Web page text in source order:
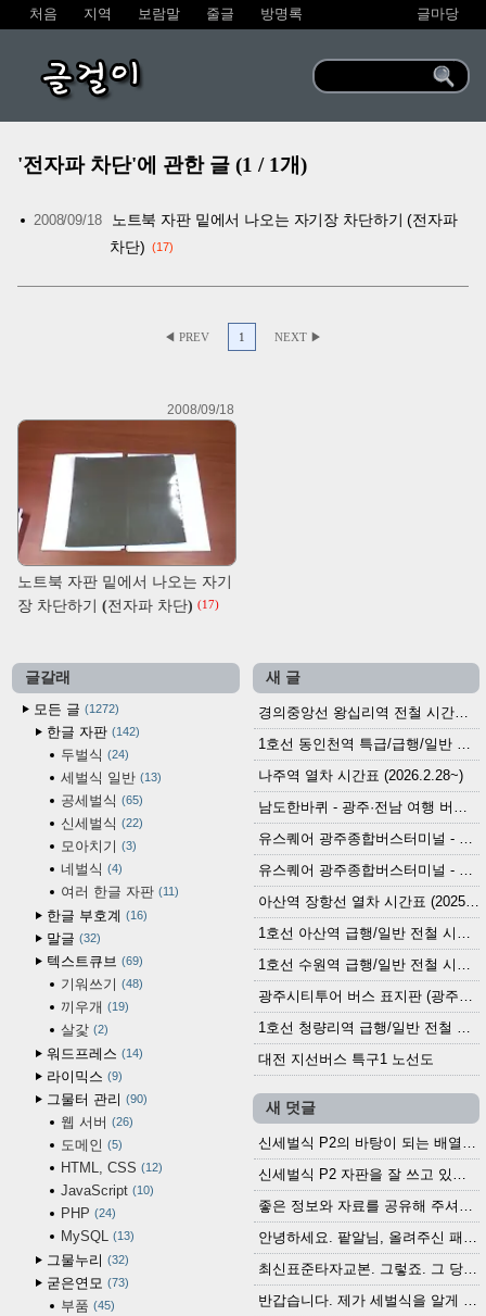
처음 지역 보람말 줄글 방명록 글마당
글걸이
'전자파 차단'에 관한 글 (1 / 1개)
2008/09/18
노트북 자판 밑에서 나오는 자기장 차단하기 (전자파
차단)
17
◀ PREV 1 NEXT ▶
2008/09/18
노트북 자판 밑에서 나오는 자기
장 차단하기 (전자파 차단)(17)
글갈래
모든 글
1272
한글 자판 142
두벌식 24
세벌식 일반 13
공세벌식 65
신세벌식 22
모아치기 3
네벌식 4
여러 한글 자판 11
한글 부호계 16
말글 32
텍스트큐브 69
기워쓰기 48
끼우개 19
살갗 2
워드프레스 14
라이믹스 9
그물터 관리 90
웹 서버 26
도메인 5
HTML, CSS 12
JavaScript 10
PHP 24
MySQL 13
그물누리 32
굳은연모 73
부품 45
새 글
경의중앙선 왕십리역 전철 시간표 (2026.4.20~)
1호선 동인천역 특급/급행/일반 전철 시간표 (2026.2.28~)
나주역 열차 시간표 (2026.2.28~)
남도한바퀴 - 광주·전남 여행 버스 노선 (2026.3.1~5.31)
유스퀘어 광주종합버스터미널 - 곡성,순천／화순,보성,율포 방면 시외버스 시간표 (2026.1.31)
유스퀘어 광주종합버스터미널 - 담양, 순창, 남원, 무주, 장수, 거창, 대구 방면 시외버스 시간표 (2026...
아산역 장항선 열차 시간표 (2025.12.30 기준) (무궁화호, ITX-마음, 새마을호, 서해금빛열차)
1호선 아산역 급행/일반 전철 시간표 (2025.12.30~)
1호선 수원역 급행/일반 전철 시간표 (2025.12.30~)
광주시티투어 버스 표지판 (광주역 정류장) (2024?)
1호선 청량리역 급행/일반 전철 시간표 · 노선도 (2025.12.30~)
대전 지선버스 특구1 노선도
새 덧글
신세벌식 P2의 바탕이 되는 배열이나 주요 기능...
신세벌식 P2 자판을 잘 쓰고 있습니다. 쓰기 편리...
좋은 정보와 자료를 공유해 주셔서 고맙습니다....
안녕하세요. 팥알님, 올려주신 패치 여러모로 감사...
최신표준타자교본. 그렇죠. 그 당시에 최신 표준...
반갑습니다. 제가 세벌식을 알게 되어 세벌식 써...